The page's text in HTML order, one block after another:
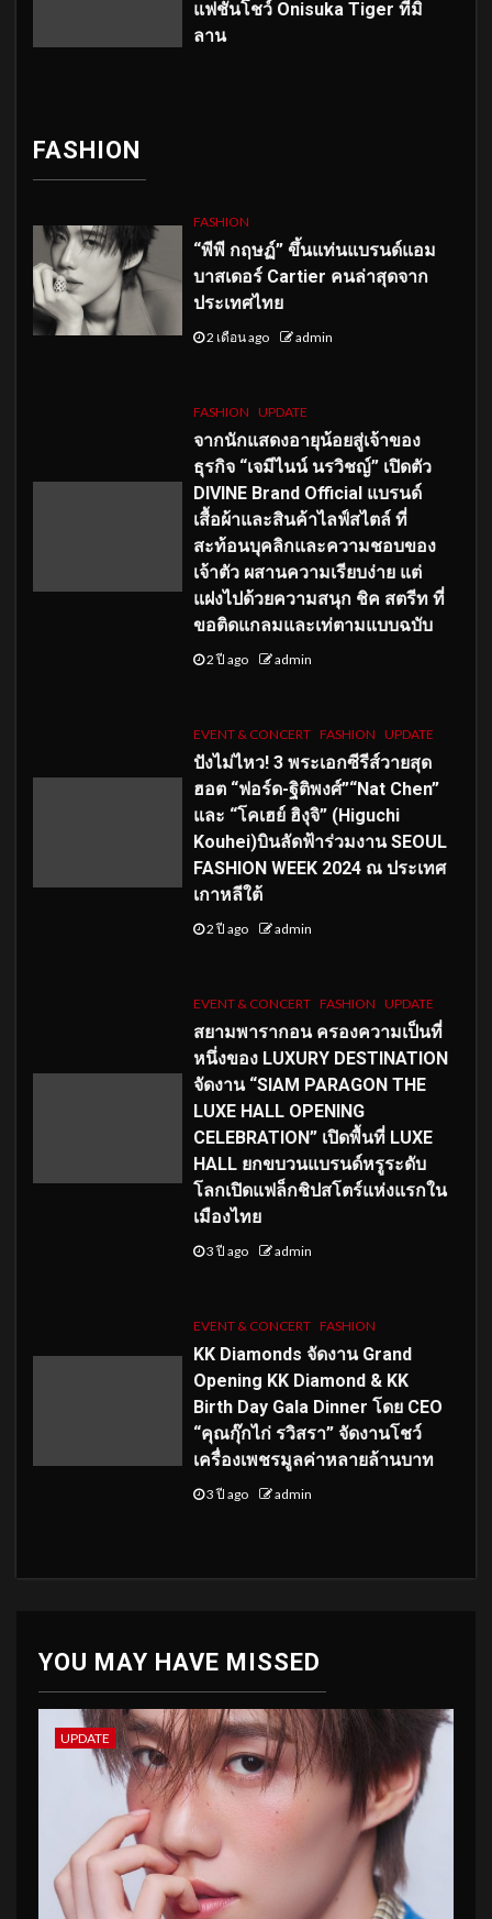
แฟชั่นโชว์ Onisuka Tiger ที่มิ
ลาน
FASHION
FASHION
“พีพี กฤษฏ์” ขึ้นแท่นแบรนด์แอม
บาสเดอร์ Cartier คนล่าสุดจาก
ประเทศไทย
2 เดือน ago admin
FASHION UPDATE
จากนักแสดงอายุน้อยสู่เจ้าของ
ธุรกิจ “เจมีไนน์ นรวิชญ์” เปิดตัว
DIVINE Brand Official แบรนด์
เสื้อผ้าและสินค้าไลฟ์สไตล์ ที่
สะท้อนบุคลิกและความชอบของ
เจ้าตัว ผสานความเรียบง่าย แต่
แฝงไปด้วยความสนุก ชิค สตรีท ที่
ขอติดแกลมและเท่ตามแบบฉบับ
2 ปี ago admin
EVENT & CONCERT FASHION UPDATE
ปังไม่ไหว! 3 พระเอกซีรีส์วายสุด
ฮอต “ฟอร์ด-ฐิติพงศ์”“Nat Chen”
และ “โคเฮย์ ฮิงุจิ” (Higuchi
Kouhei)บินลัดฟ้าร่วมงาน SEOUL
FASHION WEEK 2024 ณ ประเทศ
เกาหลีใต้
2 ปี ago admin
EVENT & CONCERT FASHION UPDATE
สยามพารากอน ครองความเป็นที่
หนึ่งของ LUXURY DESTINATION
จัดงาน “SIAM PARAGON THE
LUXE HALL OPENING
CELEBRATION” เปิดพื้นที่ LUXE
HALL ยกขบวนแบรนด์หรูระดับ
โลกเปิดแฟล็กชิปสโตร์แห่งแรกใน
เมืองไทย
3 ปี ago admin
EVENT & CONCERT FASHION
KK Diamonds จัดงาน Grand
Opening KK Diamond & KK
Birth Day Gala Dinner โดย CEO
“คุณกุ๊กไก่ รวิสรา” จัดงานโชว์
เครื่องเพชรมูลค่าหลายล้านบาท
3 ปี ago admin
YOU MAY HAVE MISSED
UPDATE